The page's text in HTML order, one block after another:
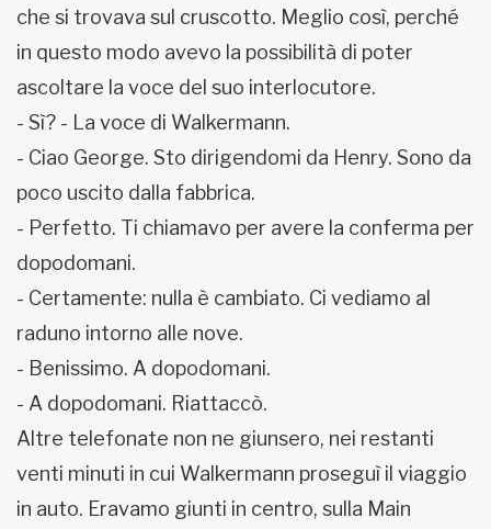
che si trovava sul cruscotto. Meglio così, perché
in questo modo avevo la possibilità di poter
ascoltare la voce del suo interlocutore.
- Sì? - La voce di Walkermann.
- Ciao George. Sto dirigendomi da Henry. Sono da
poco uscito dalla fabbrica.
- Perfetto. Ti chiamavo per avere la conferma per
dopodomani.
- Certamente: nulla è cambiato. Ci vediamo al
raduno intorno alle nove.
- Benissimo. A dopodomani.
- A dopodomani. Riattaccò.
Altre telefonate non ne giunsero, nei restanti
venti minuti in cui Walkermann proseguì il viaggio
in auto. Eravamo giunti in centro, sulla Main